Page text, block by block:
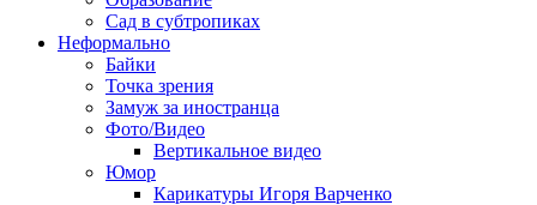
Сад в субтропиках
Неформально
Байки
Точка зрения
Замуж за иностранца
Фото/Видео
Вертикальное видео
Юмор
Карикатуры Игоря Варченко